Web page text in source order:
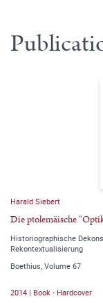
Harald Siebert
Die ptolemäische
Historiographische
Rekontextualisierung
Boethius, Volume 67
2014 | Book - Hardcover